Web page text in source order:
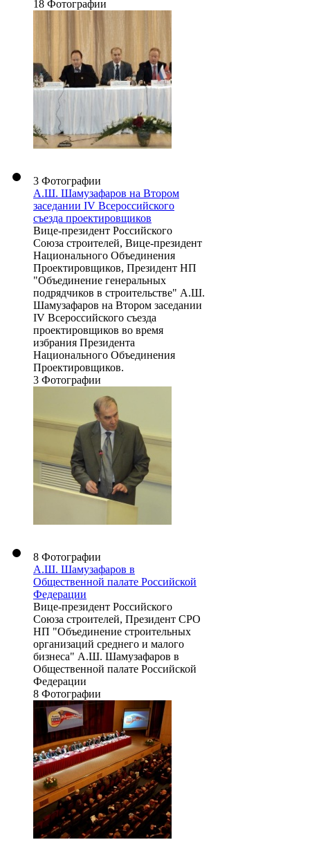
18 Фотографии
3 Фотографии
А.Ш. Шамузафаров на Втором
заседании IV Всероссийского
съезда проектировщиков
Вице-президент Российского
Союза строителей, Вице-президент
Национального Объединения
Проектировщиков, Президент НП
"Объединение генеральных
подрядчиков в строительстве" А.Ш.
Шамузафаров на Втором заседании
IV Всероссийского съезда
проектировщиков во время
избрания Президента
Национального Объединения
Проектировщиков.
3 Фотографии
8 Фотографии
А.Ш. Шамузафаров в
Общественной палате Российской
Федерации
Вице-президент Российского
Союза строителей, Президент СРО
НП "Объединение строительных
организаций среднего и малого
бизнеса" А.Ш. Шамузафаров в
Общественной палате Российской
Федерации
8 Фотографии